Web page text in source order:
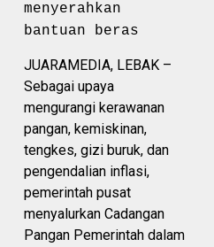
menyerahkan
bantuan beras
JUARAMEDIA, LEBAK –
Sebagai upaya
mengurangi kerawanan
pangan, kemiskinan,
tengkes, gizi buruk, dan
pengendalian inflasi,
pemerintah pusat
menyalurkan Cadangan
Pangan Pemerintah dalam